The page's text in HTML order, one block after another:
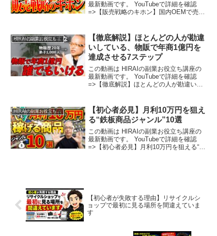
最新動画です。 YouTubeで詳細を確認
=>【販売戦略のキホン】国内OEMで売上
HIRAIの副業お役立ち講座
【徹底解説】ほとんどの人が勘違
いしている、物販で年商1億円を
達成させる7ステップ
この動画は HIRAIの副業お役立ち講座の
最新動画です。 YouTubeで詳細を確認
=>【徹底解説】ほとんどの人が勘違いし
HIRAIの副業お役立ち講座
【初心者必見】月利10万円を狙え
る“鉄板商品ジャンル”10選
この動画は HIRAIの副業お役立ち講座の
最新動画です。 YouTubeで詳細を確認
=>【初心者必見】月利10万円を狙える“鉄
【初心者が失敗する理由】リサイクルシ
ョップで最初に見る場所を間違えていま
す